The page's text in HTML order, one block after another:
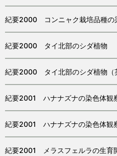
紀要2000 コンニャク栽培品種の
紀要2000 タイ北部のシダ植物
紀要2000 タイ北部のシダ植物（
紀要2001 ハナナズナの染色体観
紀要2001 ハナナズナの染色体観
紀要2001 メラスフェルラの生育